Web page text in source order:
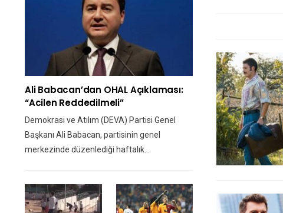
Ali Babacan’dan OHAL Açıklaması:
“Acilen Reddedilmeli”
Demokrasi ve Atılım (DEVA) Partisi Genel
Başkanı Ali Babacan, partisinin genel
merkezinde düzenlediği haftalık…